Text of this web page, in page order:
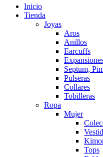
Inicio
Tienda
Joyas
Aros
Anillos
Earcuffs
Septum,
Pulseras
Collares
Tobilleras
Ropa
Mujer
Tops